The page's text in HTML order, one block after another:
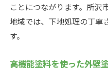
ことにつながります。所沢
地域では、下地処理の丁寧
す。
高機能塗料を使った外壁